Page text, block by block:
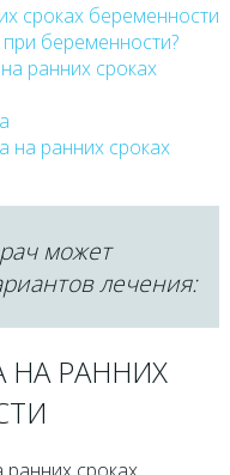
сроках беременности
при беременности?
ранних сроках
на ранних сроках
может
лечения:
НА РАННИХ